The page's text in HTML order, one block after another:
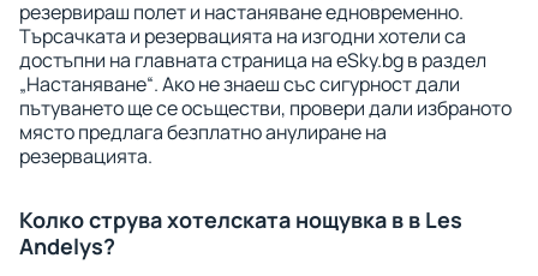
резервираш полет и настаняване едновременно.
Търсачката и резервацията на изгодни хотели са
достъпни на главната страница на eSky.bg в раздел
„Настаняване“. Ако не знаеш със сигурност дали
пътуването ще се осъществи, провери дали избраното
място предлага безплатно анулиране на
резервацията.
Колко струва хотелската нощувка в в Les
Andelys?